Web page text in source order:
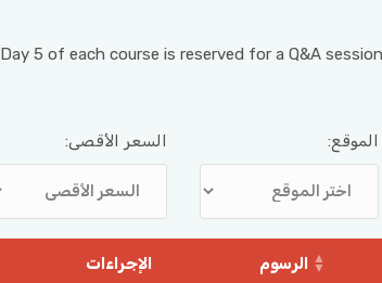
Day 5 of each course is reserved for a Q&A
الموقع: السعر الأقصى:
الرسوم
الإجراءات